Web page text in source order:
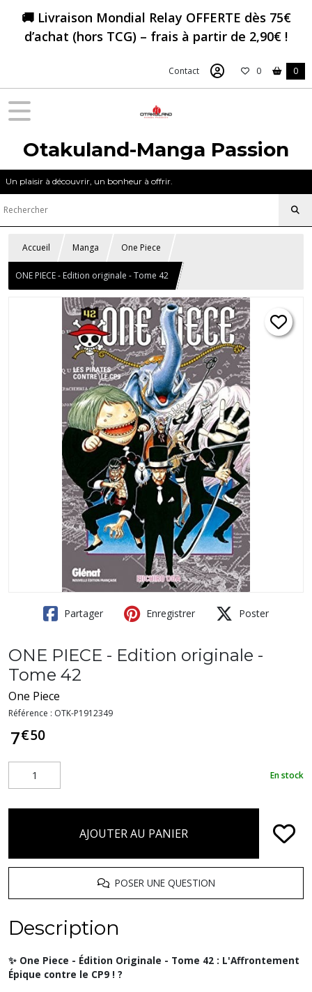
🚚 Livraison Mondial Relay OFFERTE dès 75€
d’achat (hors TCG) – frais à partir de 2,90€ !
Contact 0 0
Otakuland-Manga Passion
Un plaisir à découvrir, un bonheur à offrir.
Accueil Manga One Piece
ONE PIECE - Edition originale - Tome 42
Partager Enregistrer Poster
ONE PIECE - Edition originale -
Tome 42
One Piece
Référence : OTK-P1912349
7€50
En stock
AJOUTER AU PANIER
POSER UNE QUESTION
Description
✨ One Piece - Édition Originale - Tome 42 : L'Affrontement
Épique contre le CP9 ! ?